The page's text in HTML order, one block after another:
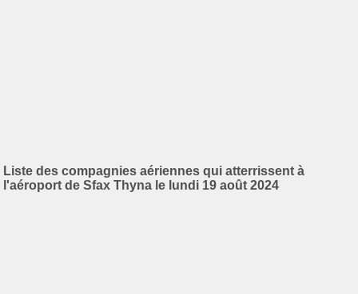
Liste des compagnies aériennes qui atterrissent à
l'aéroport de Sfax Thyna le lundi 19 août 2024